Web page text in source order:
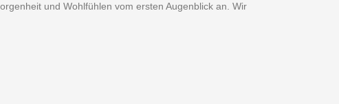
und Wohlfühlen vom ersten Augenblick an. Wir